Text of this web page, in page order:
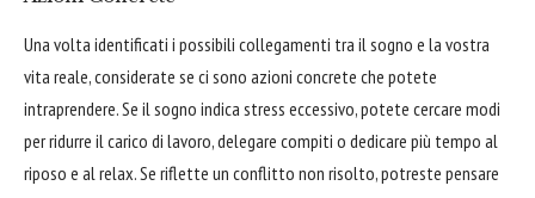
Una volta identificati i possibili collegamenti tra il sogno e la vostra
vita reale, considerate se ci sono azioni concrete che potete
intraprendere. Se il sogno indica stress eccessivo, potete cercare modi
per ridurre il carico di lavoro, delegare compiti o dedicare più tempo al
riposo e al relax. Se riflette un conflitto non risolto, potreste pensare